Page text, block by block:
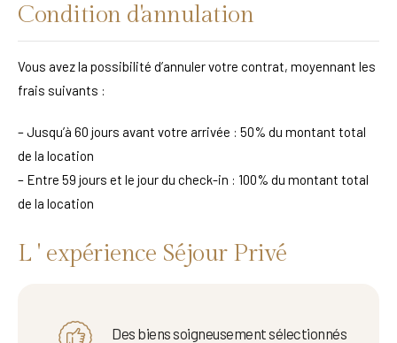
Condition d'annulation
Vous avez la possibilité d’annuler votre contrat, moyennant les
frais suivants :
– Jusqu’à 60 jours avant votre arrivée : 50% du montant total
de la location
– Entre 59 jours et le jour du check-in : 100% du montant total
de la location
L ' expérience Séjour Privé
Des biens soigneusement sélectionnés